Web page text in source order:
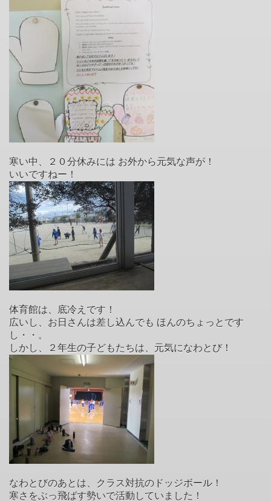
寒い中、２０分休みには お外から元気な声が！
いいですねー！
体育館は、底冷えです！
広いし、お日さんは差し込んでも ほんのちょっとです
し・・。
しかし、２年生の子どもたちは、元気になわとび！
なわとびのあとは、クラス対抗のドッジボール！
寒さをぶっ飛ばす勢いで活動していました！